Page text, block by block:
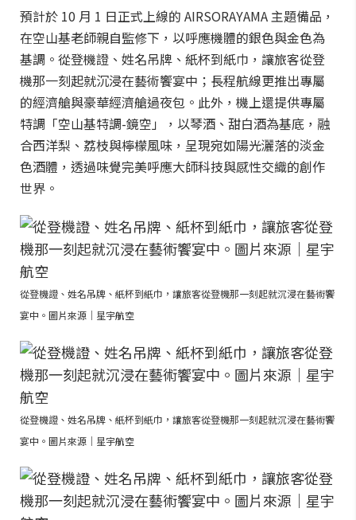
預計於 10 月 1 日正式上線的 AIRSORAYAMA 主題備品，
在空山基老師親自監修下，以呼應機體的銀色與金色為
基調。從登機證、姓名吊牌、紙杯到紙巾，讓旅客從登
機那一刻起就沉浸在藝術饗宴中；長程航線更推出專屬
的經濟艙與豪華經濟艙過夜包。此外，機上還提供專屬
特調「空山基特調-鏡空」，以琴酒、甜白酒為基底，融
合西洋梨、荔枝與檸檬風味，呈現宛如陽光灑落的淡金
色酒體，透過味覺完美呼應大師科技與感性交織的創作
世界。
從登機證、姓名吊牌、紙杯到紙巾，讓旅客從登機那一刻起就沉浸在藝術饗
宴中。圖片來源｜星宇航空
從登機證、姓名吊牌、紙杯到紙巾，讓旅客從登機那一刻起就沉浸在藝術饗
宴中。圖片來源｜星宇航空